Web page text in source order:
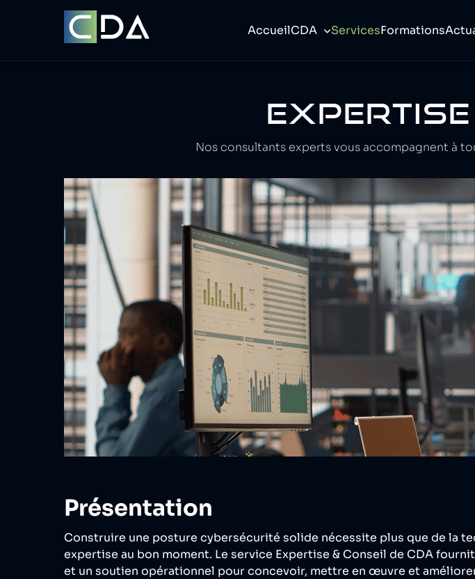
AccueilCDA ServicesFormations
Nos consultants experts vous accompagnent à
Présentation
Construire une posture cybersécurité solide nécessite plus que de la
expertise au bon moment. Le service Expertise & Conseil de CDA
et un soutien opérationnel pour concevoir, mettre en œuvre et